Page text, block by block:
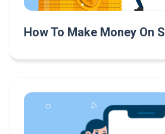
How To Make Money On